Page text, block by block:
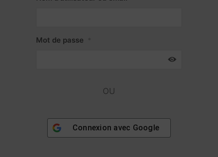
Mot de passe
OU
Connexion avec Google